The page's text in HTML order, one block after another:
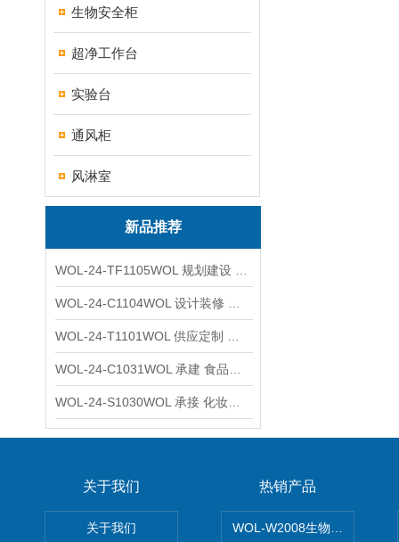
生物安全柜
超净工作台
实验台
通风柜
风淋室
新品推荐
关于我们
关于我们
热销产品
WOL-W2008生物制药GMP